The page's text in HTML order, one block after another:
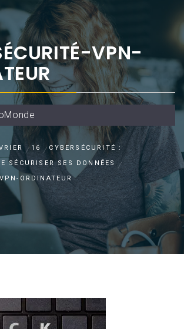
VPN-
16
CYBERSÉCURITÉ :
SÉCURISER SES DONNÉES
ORDINATEUR